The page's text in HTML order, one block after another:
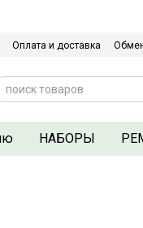
Оплата и доставка
НАБОРЫ